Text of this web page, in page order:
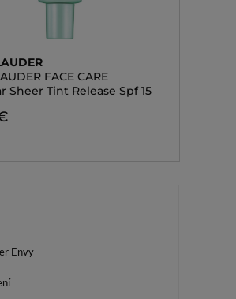
FACE CARE
Sheer Tint Release Spf 15
Envy